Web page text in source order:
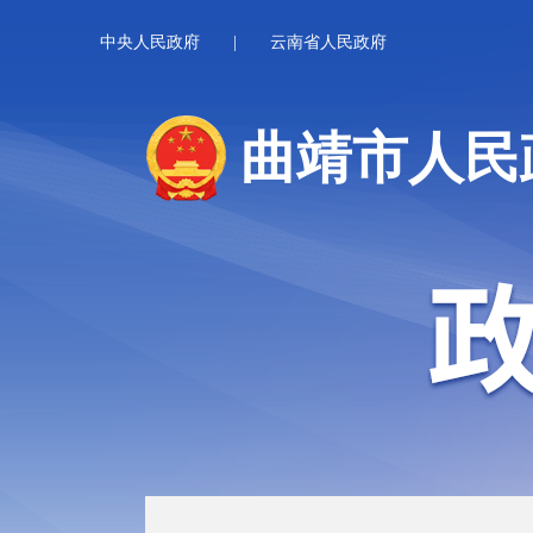
中央人民政府 云南省人民政府
曲靖市人